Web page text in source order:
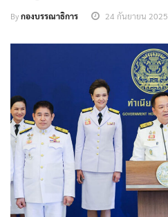
Byกองบรรณาธิการ 24 กันยายน 2025